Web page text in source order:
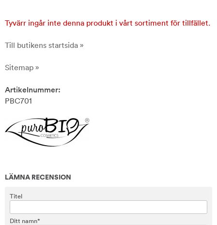
Tyvärr ingår inte denna produkt i vårt sortiment för tillfället.
Till butikens startsida »
Sitemap »
Artikelnummer:
PBC701
LÄMNA RECENSION
Titel
Ditt namn*